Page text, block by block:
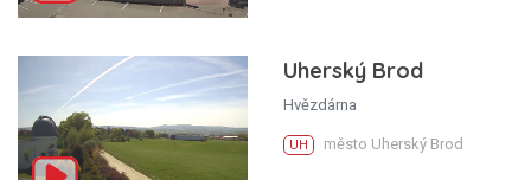
Uherský Brod
Hvězdárna
UH město Uherský Brod